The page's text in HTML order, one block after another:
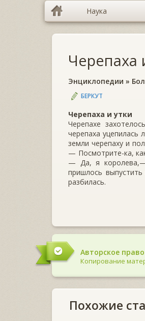
Наука
Черепаха
Энциклопедии »
БЕРКУТ
Черепаха и утки
Черепахе
черепаха уцепилась
земли черепаху и
— Посмотрите-ка,
— Да, я королева,—
пришлось
разбилась.
Авторское
Копирование
Похожие